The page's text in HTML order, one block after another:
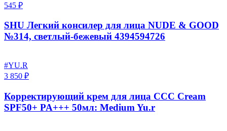
545 ₽
SHU Легкий консилер для лица NUDE & GOOD
№314, светлый-бежевый 4394594726
#YU.R
3 850 ₽
Корректирующий крем для лица CCC Cream
SPF50+ PA+++ 50мл: Medium Yu.r